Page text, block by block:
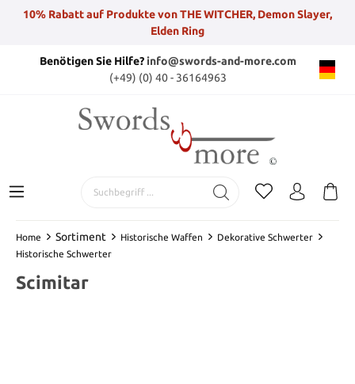
10% Rabatt auf Produkte von THE WITCHER, Demon Slayer,
Elden Ring
Benötigen Sie Hilfe?info@swords-and-more.com
(+49) (0) 40 - 36164963
Home Sortiment Historische Waffen
Dekorative Schwerter
Historische Schwerter
Scimitar